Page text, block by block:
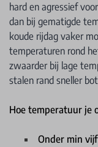
hard en agressief
dan bij gematigde
koude rijdag vaker
temperaturen rond
zwaarder bij lage
stalen rand sneller
Hoe temperatuur je
Onder min